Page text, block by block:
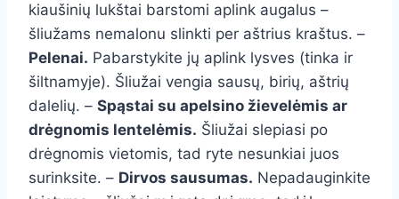
kiaušinių lukštai barstomi aplink augalus –
šliužams nemalonu slinkti per aštrius kraštus. –
Pelenai. Pabarstykite jų aplink lysves (tinka ir
šiltnamyje). Šliužai vengia sausų, birių, aštrių
dalelių. – Spąstai su apelsino žievelėmis ar
drėgnomis lentelėmis. Šliužai slepiasi po
drėgnomis vietomis, tad ryte nesunkiai juos
surinksite. – Dirvos sausumas. Nepadauginkite